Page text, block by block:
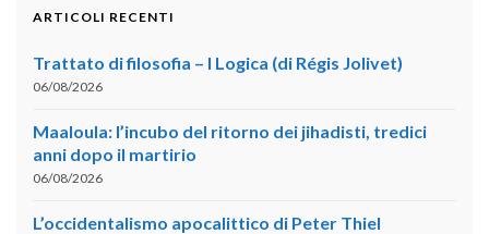
ARTICOLI RECENTI
Trattato di filosofia – I Logica (di Régis Jolivet)
06/08/2026
Maaloula: l’incubo del ritorno dei jihadisti, tredici
anni dopo il martirio
06/08/2026
L’occidentalismo apocalittico di Peter Thiel